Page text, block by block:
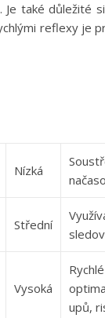
Je také důležité
reflexy je
Nízká
Střední
Vysoká
upů,